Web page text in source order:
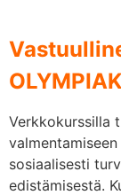
Verkkokurssilla
sosiaalisesti
edistämisestä.